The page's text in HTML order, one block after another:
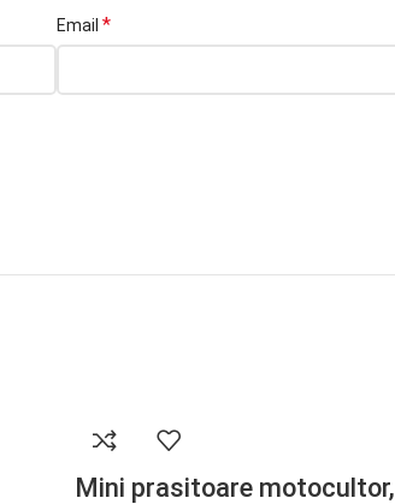
Email *
Mini prasitoare motocultor,